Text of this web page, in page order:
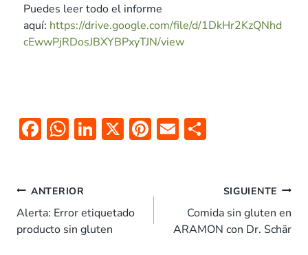
Puedes leer todo el informe
aquí: https://drive.google.com/file/d/1DkHr2KzQNhd
cEwwPjRDosJBXYBPxyTJN/view
F
b
o
o
W
s
A
p
Li
dI
n
X Pi
es
t
E
ar
tir
ANTERIOR
Alerta: Error etiquetado
producto sin gluten
SIGUIENTE
Comida sin gluten en
ARAMON con Dr. Schär